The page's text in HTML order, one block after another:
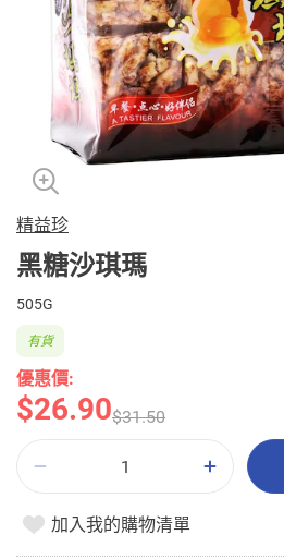
精益珍
黑糖沙琪瑪
505G
優惠價:
$26.90$31.50
有貨
加入我的購物清單